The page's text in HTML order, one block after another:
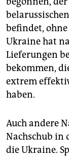
befindet,
Ukraine hat
Lieferungen
bekommen,
extrem
haben.
Auch andere
Nachschub in
die Ukraine.